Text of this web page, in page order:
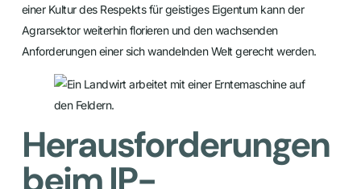
einer Kultur des Respekts für geistiges Eigentum kann der
Agrarsektor weiterhin florieren und den wachsenden
Anforderungen einer sich wandelnden Welt gerecht werden.
Herausforderungen